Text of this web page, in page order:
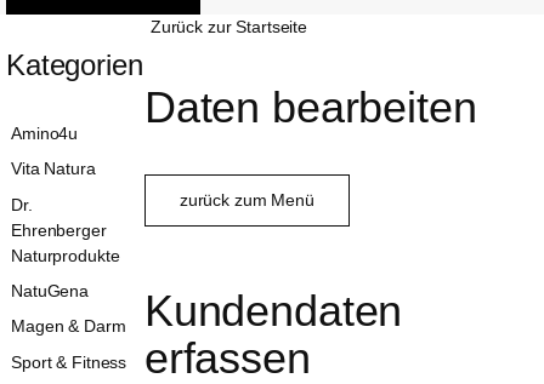
Zurück zur Startseite
Daten bearbeiten
zurück zum Menü
Kundendaten
erfassen
Kategorien
Amino4u
Vita Natura
Dr.
Ehrenberger
Naturprodukte
NatuGena
Magen & Darm
Sport & Fitness